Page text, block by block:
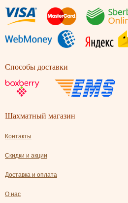
Способы доставки
Шахматный магазин
Контакты
Скидки и акции
Доставка и оплата
О нас